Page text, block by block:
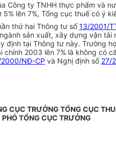
Công ty TNHH thực phẩm và
lên 7%, Tổng cục thuế có ý
thứ hai Thông tư số13/2001/
sản xuất, xây dựng vận
định tại Thông tư này. Trường
2003 lên 7% là không
NĐ-CP và Nghị định số 27/
CỤC TRƯỞNG TỔNG CỤC
PHÓ TỔNG CỤC TRƯỞNG